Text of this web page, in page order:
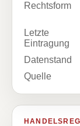
Rechtsform
Letzte
Eintragung
Datenstand
Quelle